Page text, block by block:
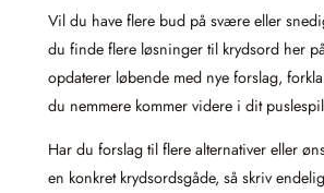
Vil du have flere bud på svære eller
du finde flere løsninger til krydsord her
opdaterer løbende med nye forslag,
du nemmere kommer videre i dit
Har du forslag til flere alternativer eller
en konkret krydsordsgåde, så skriv